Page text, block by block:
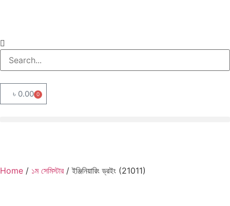
৳ 0.00 0
Home / ১ম সেমিস্টার/ ইঞ্জিনিয়ারিং ড্রইং (21011)